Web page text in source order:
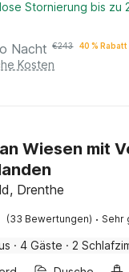
Stornierung bis zu
Nacht €243 40 % Rabatt
Kosten
Wiesen mit
Drenthe
(33 Bewertungen) · Sehr
· 4 Gäste · 2